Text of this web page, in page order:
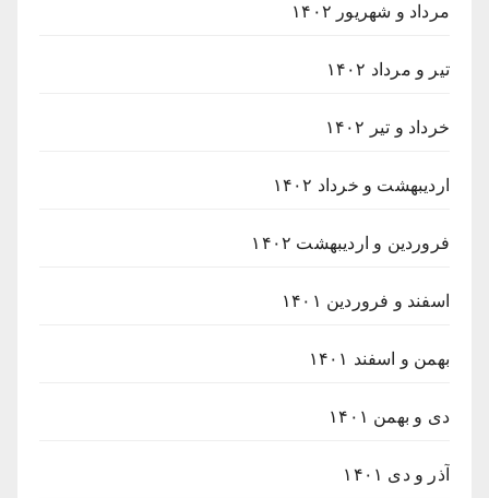
مرداد و شهریور ۱۴۰۲
تیر و مرداد ۱۴۰۲
خرداد و تیر ۱۴۰۲
اردیبهشت و خرداد ۱۴۰۲
فروردین و اردیبهشت ۱۴۰۲
اسفند و فروردین ۱۴۰۱
بهمن و اسفند ۱۴۰۱
دی و بهمن ۱۴۰۱
آذر و دی ۱۴۰۱